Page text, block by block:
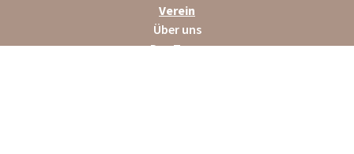
Verein
Über uns
Das Team